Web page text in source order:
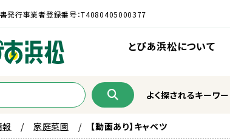
発行事業者登録番号：T4080405000377
とぴあ浜松について
よく探されるキーワ
家庭菜園 【動画あり】キャベツ